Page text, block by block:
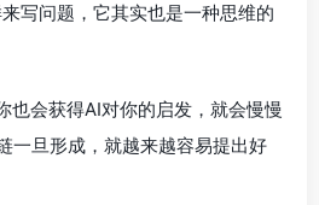
写问题，它其实也是一种思维的
也会获得AI对你的启发，就会慢慢
一旦形成，就越来越容易提出好